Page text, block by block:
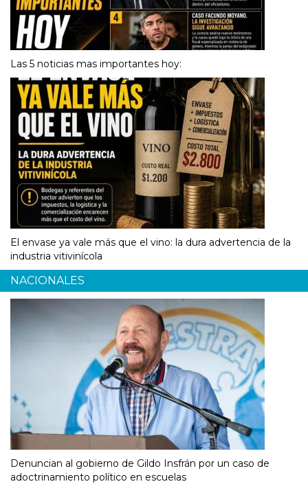
Las 5 noticias mas importantes hoy:
El envase ya vale más que el vino: la dura advertencia de la
industria vitivinícola
NACIONALES
Denuncian al gobierno de Gildo Insfrán por un caso de
adoctrinamiento político en escuelas